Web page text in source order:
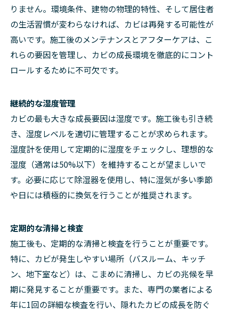
りません。環境条件、建物の物理的特性、そして居住者
の生活習慣が変わらなければ、カビは再発する可能性が
高いです。施工後のメンテナンスとアフターケアは、こ
れらの要因を管理し、カビの成長環境を徹底的にコント
ロールするために不可欠です。
継続的な湿度管理
カビの最も大きな成長要因は湿度です。施工後も引き続
き、湿度レベルを適切に管理することが求められます。
湿度計を使用して定期的に湿度をチェックし、理想的な
湿度（通常は50%以下）を維持することが望ましいで
す。必要に応じて除湿器を使用し、特に湿気が多い季節
や日には積極的に換気を行うことが推奨されます。
定期的な清掃と検査
施工後も、定期的な清掃と検査を行うことが重要です。
特に、カビが発生しやすい場所（バスルーム、キッチ
ン、地下室など）は、こまめに清掃し、カビの兆候を早
期に発見することが重要です。また、専門の業者による
年に1回の詳細な検査を行い、隠れたカビの成長を防ぐ